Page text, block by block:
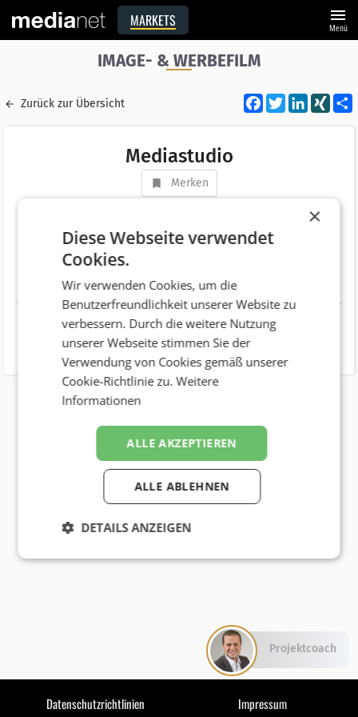
MARKETS menu
Menü
IMAGE- & WERBEFILM
Zurück zur Übersicht Facebook
Twitter XING
Mediastudio
Merken
AT 6845 Hohenems
Telefonnummer +43 (5576) 75420
Website http://www.mediastudio.at/#!/page_splash
Datenschutzrichtlinien Impressum
×
Diese Webseite verwendet
Cookies.
Wir verwenden Cookies, um die
Benutzerfreundlichkeit unserer Website zu
verbessern. Durch die weitere Nutzung
unserer Webseite stimmen Sie der
Verwendung von Cookies gemäß unserer
Cookie-Richtlinie zu.Weitere
Informationen
ALLE AKZEPTIEREN
ALLE ABLEHNEN
DETAILS ANZEIGEN
Projektcoach